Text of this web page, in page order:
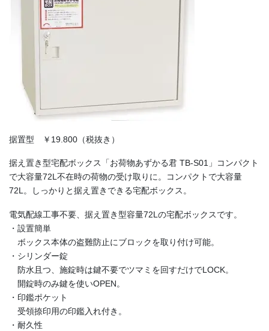
据置型 ￥19.800（税抜き）
据え置き型宅配ボックス「お荷物あずかる君 TB-S01」コンパクト
で大容量72L不在時の荷物の受け取りに。コンパクトで大容量
72L。しっかりと据え置きできる宅配ボックス。
電気配線工事不要、据え置き型容量72Lの宅配ボックスです。
・設置簡単
ボックス本体の盗難防止にブロックを取り付け可能。
・シリンダー錠
防水且つ、施錠時は鍵不要でツマミを回すだけでLOCK。
開錠時のみ鍵を使いOPEN。
・印鑑ポケット
受領捺印用の印鑑入れ付き。
・耐久性